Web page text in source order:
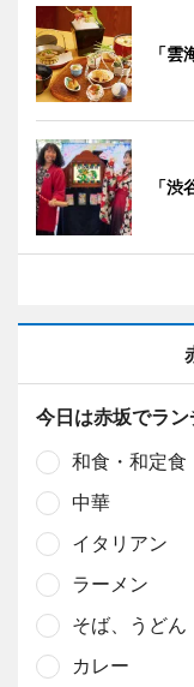
「
「渋
今日は赤坂でラ
和食・和定食
中華
イタリアン
ラーメン
そば、うどん
カレー